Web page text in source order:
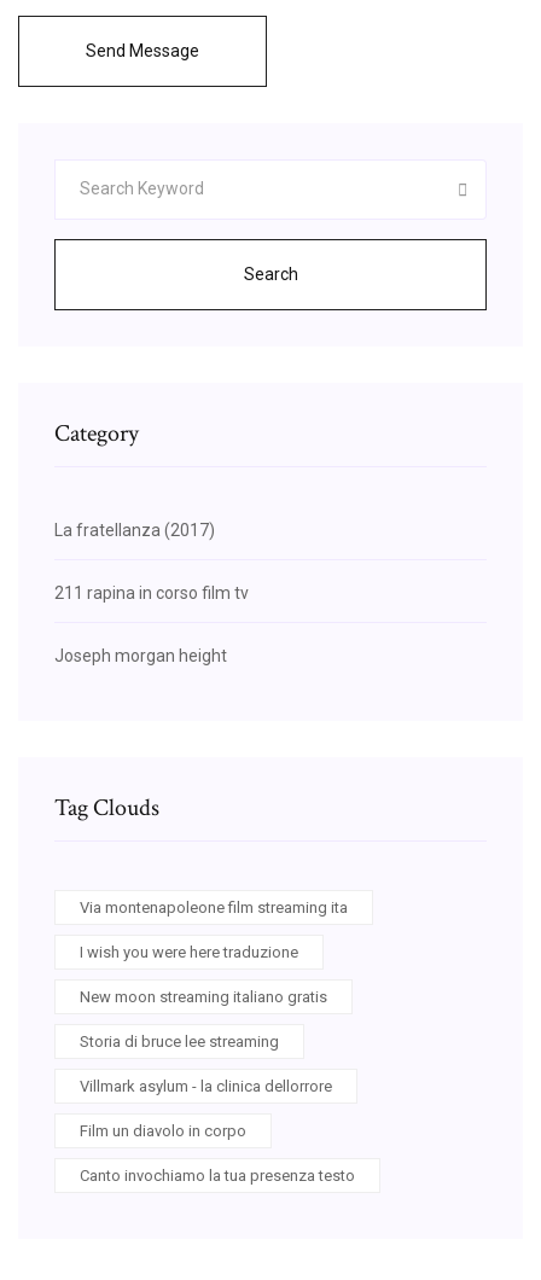
Send Message
Search
Category
La fratellanza (2017)
211 rapina in corso film tv
Joseph morgan height
Tag Clouds
Via montenapoleone film streaming ita
I wish you were here traduzione
New moon streaming italiano gratis
Storia di bruce lee streaming
Villmark asylum - la clinica dellorrore
Film un diavolo in corpo
Canto invochiamo la tua presenza testo